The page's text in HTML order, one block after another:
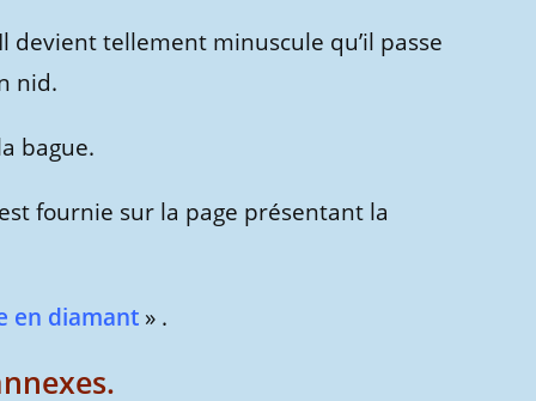
devient tellement minuscule qu’il passe
nid.
bague.
fournie sur la page présentant la
en diamant » .